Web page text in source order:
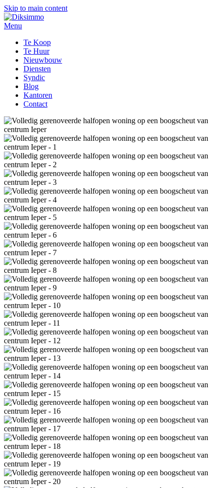
Skip to main content
Menu
Te Koop
Te Huur
Nieuwbouw
Diensten
Syndic
Blog
Kantoren
Contact